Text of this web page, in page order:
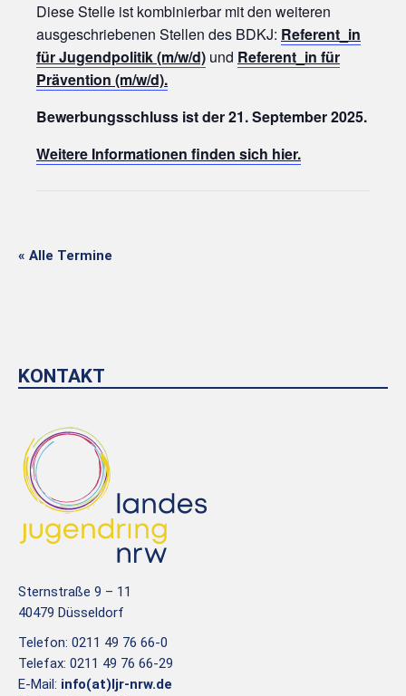
Diese Stelle ist kombinierbar mit den weiteren
ausgeschriebenen Stellen des BDKJ: Referent_in
für Jugendpolitik (m/w/d) und Referent_in für
Prävention (m/w/d).
Bewerbungsschluss ist der 21. September 2025.
Weitere Informationen finden sich hier.
« Alle Termine
KONTAKT
Sternstraße 9 – 11
40479 Düsseldorf
Telefon: 0211 49 76 66-0
Telefax: 0211 49 76 66-29
E-Mail: info(at)ljr-nrw.de